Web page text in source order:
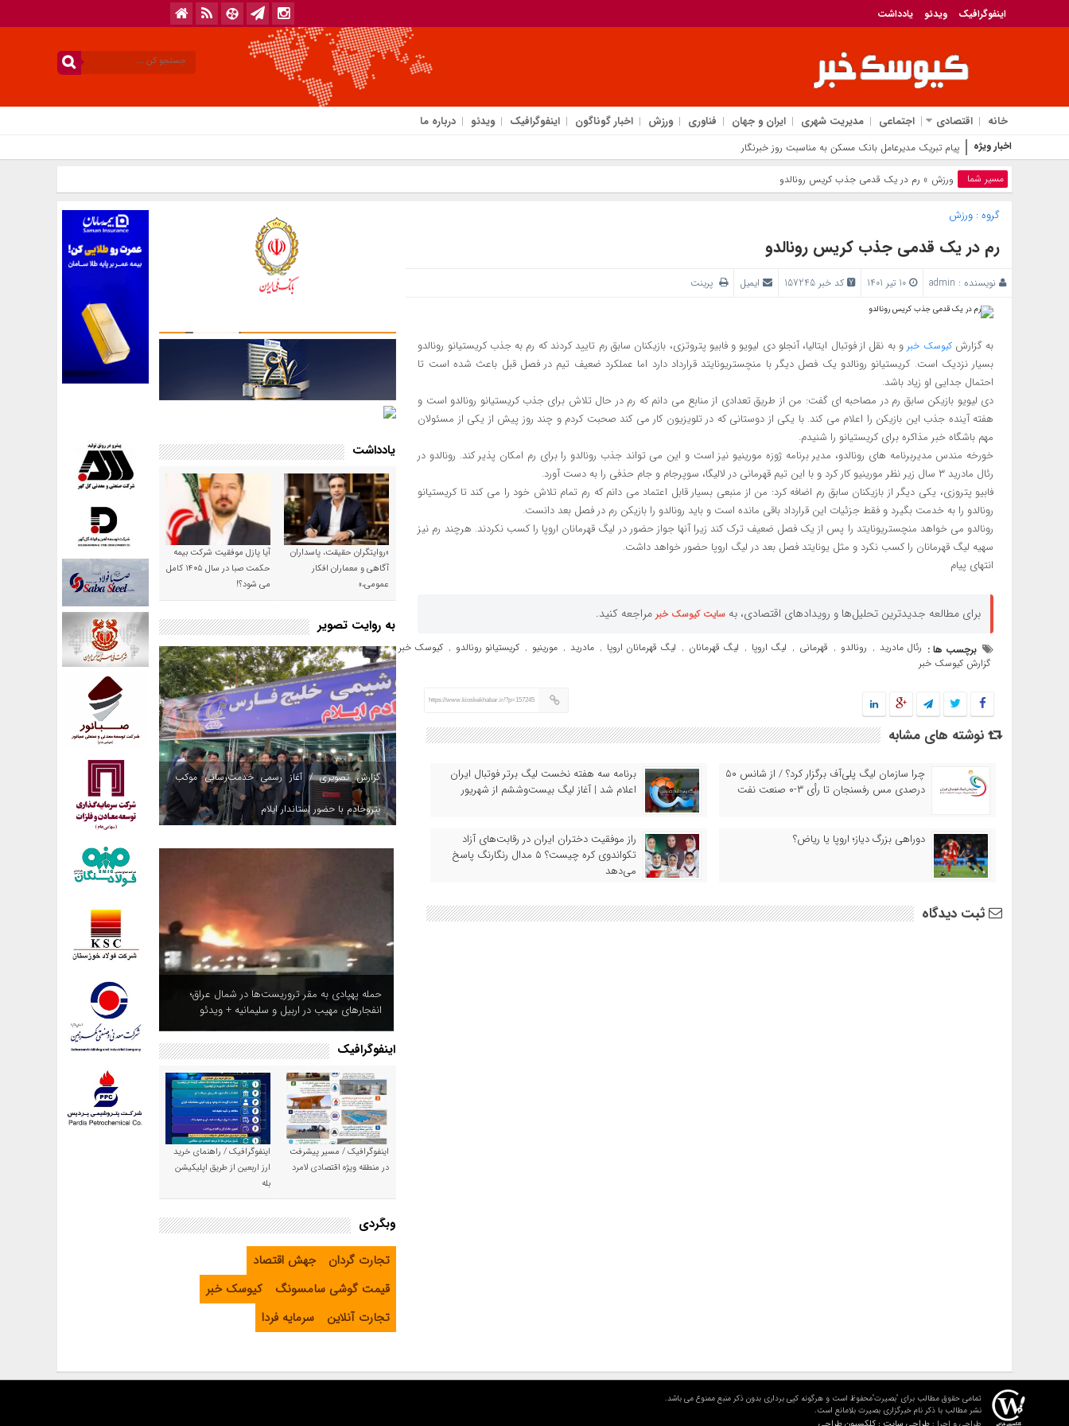
اینفوگرافیک ویدئو یادداشت
خانه اقتصادی اجتماعی مدیریت شهری ایران و جهان فناوری ورزش اخبار گوناگون اینفوگرافیک ویدئو درباره ما
اخبار ویژه ارتقای مباد
مسیر شما ورزش » رم در یک قدمی جذب کریس رونالدو
گروه :ورزش
رم در یک قدمی جذب کریس رونالدو
نویسنده : admin کد خبر 157245 ایمیل پرینت
به گزارشکیوسک خبر و به نقل از فوتبال ایتالیا، آنجلو دی لیویو و فابیو پتروتزی، بازیکنان سابق رم تایید کردند که رم به جذب کریستیانو رونالدو
بسیار نزدیک است. کریستیانو رونالدو یک فصل دیگر با منچستریونایتد قرارداد دارد اما عملکرد ضعیف تیم در فصل قبل باعث شده است تا
احتمال جدایی او زیاد باشد.
دی لیویو بازیکن سابق رم در مصاحبه ای گفت: من از طریق تعدادی از منابع می دانم که رم در حال تلاش برای جذب کریستیانو رونالدو است و
هفته آینده جذب این بازیکن را اعلام می کند. با یکی از دوستانی که در تلویزیون کار می کند صحبت کردم و چند روز پیش از یکی از مسئولان
مهم باشگاه خبر مذاکره برای کریستیانو را شنیدم.
خورخه مندس مدیربرنامه های رونالدو، مدیر برنامه ژوزه مورینیو نیز است و این می تواند جذب رونالدو را برای رم امکان پذیر کند. رونالدو در
رئال مادرید ۳ سال زیر نظر مورینیو کار کرد و با این تیم قهرمانی در لالیگا، سوپرجام و جام حذفی را به دست آورد.
فابیو پتروزی، یکی دیگر از بازیکنان سابق رم اضافه کرد: من از منبعی بسیار قابل اعتماد می دانم که رم تمام تلاش خود را می کند تا کریستیانو
رونالدو را به خدمت بگیرد و فقط جزئیات این قرارداد باقی مانده است و باید رونالدو را بازیکن رم در فصل بعد دانست.
رونالدو می خواهد منچستریونایتد را پس از یک فصل ضعیف ترک کند زیرا آنها جواز حضور در لیگ قهرمانان اروپا را کسب نکردند. هرچند رم نیز
سهیه لیگ قهرمانان را کسب نکرد و مثل یونایتد فصل بعد در لیگ اروپا حضور خواهد داشت.
انتهای پیام
برای مطالعه جدیدترین تحلیل‌ها و رویدادهای اقتصادی، به سایت کیوسک خبر مراجعه کنید.
برچسب ها : رئال مادرید , رونالدو , قهرمانی , لیگ اروپا , لیگ قهرمانان , لیگ قهرمانان اروپا , مادرید , مورینیو , کریستیانو رونالدو , کیوسک خبر ,
گزارش کیوسک خبر
https://www.kioskekhabar.ir/?p=157245
نوشته های مشابه
چرا سازمان لیگ پلی‌آف برگزار کرد؟ / از شانس ۵۰
درصدی مس رفسنجان تا رأی ۳-۰ صنعت نفت
برنامه سه هفته نخست لیگ برتر فوتبال ایران
اعلام شد | آغاز لیگ بیست‌وششم از شهریور
دوراهی بزرگ دیاز؛ اروپا یا ریاض؟
راز موفقیت دختران ایران در رقابت‌های آزاد
تکواندوی کره چیست؟ ۵ مدال رنگارنگ پاسخ
می‌دهد
ثبت دیدگاه
یادداشت
«روایتگران حقیقت، پاسداران
آگاهی و معماران افکار
عمومی،»
آیا پازل موفقیت شرکت بیمه
حکمت صبا در سال ۱۴۰۵ کامل
می شود؟!
به روایت تصویر
گزارش تصویری / آغاز رسمی خدمت‌رسانی موکب
پتروخادم با حضور استاندار ایلام
حمله پهپادی به مقر تروریست‌ها در شمال عراق؛
انفجارهای مهیب در اربیل و سلیمانیه + ویدئو
اینفوگرافیک
اینفوگرافیک / مسیر پیشرفت
در منطقه ویژه اقتصادی لامرد
اینفوگرافیک / راهنمای خرید
ارز اربعین از طریق اپلیکیشن
بله
وبگردی
تجارت گردان
جهش اقتصاد
قیمت گوشی سامسونگ
کیوسک خبر
تجارت آنلاین
سرمایه فردا
تمامی حقوق مطالب برای "بصیرت"محفوظ است و هرگونه کپی برداری بدون ذکر منبع ممنوع می باشد.
نشر مطالب با ذکر نام خبرگزاری بصیرت بلامانع است.